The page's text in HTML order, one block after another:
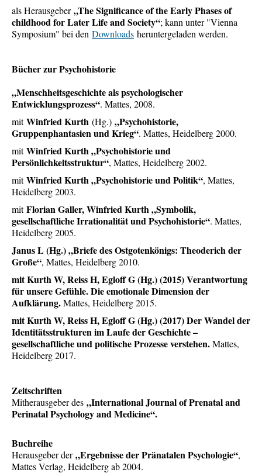
als Herausgeber„The Significance of the Early Phases of
childhood for Later Life and Society“; kann unter "Vienna
Symposium" bei den Downloads heruntergeladen werden.
Bücher zur Psychohistorie
„Menschheitsgeschichte als psychologischer
Entwicklungsprozess“. Mattes, 2008.
mitWinfried Kurth (Hg.) „Psychohistorie,
Gruppenphantasien und Krieg“. Mattes, Heidelberg 2000.
mitWinfried Kurth „Psychohistorie und
Persönlichkeitsstruktur“, Mattes, Heidelberg 2002.
mitWinfried Kurth „Psychohistorie und Politik“, Mattes,
Heidelberg 2003.
mitFlorian Galler, Winfried Kurth „Symbolik,
gesellschaftliche Irrationalität und Psychohistorie“. Mattes,
Heidelberg 2005.
Janus L (Hg.) „Briefe des Ostgotenkönigs: Theoderich der
Große“, Mattes, Heidelberg 2010.
mit Kurth W, Reiss H, Egloff G (Hg.) (2015) Verantwortung
für unsere Gefühle. Die emotionale Dimension der
Aufklärung.Mattes, Heidelberg 2015.
mit Kurth W, Reiss H, Egloff G (Hg.) (2017) Der Wandel der
Identitätsstrukturen im Laufe der Geschichte –
gesellschaftliche und politische Prozesse verstehen.Mattes,
Heidelberg 2017.
Zeitschriften
Mitherausgeber des „International Journal of Prenatal and
Perinatal Psychology and Medicine“.
Buchreihe
Herausgeber der„Ergebnisse der Pränatalen Psychologie“,
Mattes Verlag, Heidelberg ab 2004.